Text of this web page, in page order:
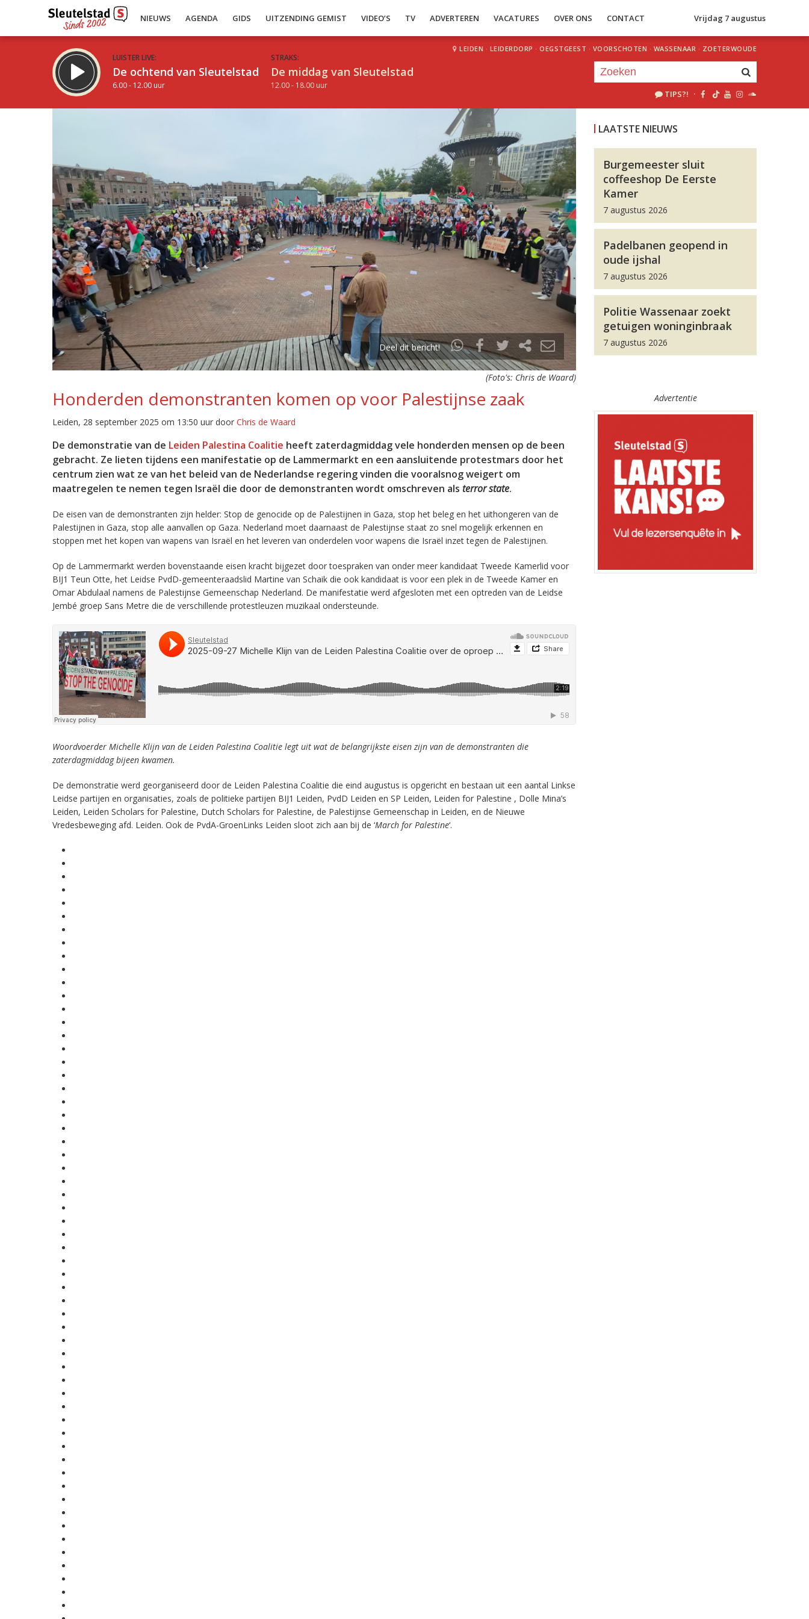
NIEUWS AGENDA GIDS UITZENDING GEMIST VIDEO’S TV ADVERTEREN VACATURES OVER ONS CONTACT Vrijdag 7 augustus
LUISTER LIVE:
De ochtend van Sleutelstad
6.00 - 12.00 uur
STRAKS:
De middag van Sleutelstad
12.00 - 18.00 uur
LEIDEN · LEIDERDORP · OEGSTGEEST · VOORSCHOTEN · WASSENAAR · ZOETERWOUDE
TIPS?! ·
Inklappen
Deel dit bericht!
(Foto's: Chris de Waard)
Honderden demonstranten komen op voor Palestijnse zaak
Leiden, 28 september 2025 om 13:50 uur door Chris de Waard
De demonstratie van de Leiden Palestina Coalitie heeft zaterdagmiddag vele honderden mensen op de been
gebracht. Ze lieten tijdens een manifestatie op de Lammermarkt en een aansluitende protestmars door het
centrum zien wat ze van het beleid van de Nederlandse regering vinden die vooralsnog weigert om
maatregelen te nemen tegen Israël die door de demonstranten wordt omschreven als terror state.
De eisen van de demonstranten zijn helder: Stop de genocide op de Palestijnen in Gaza, stop het beleg en het uithongeren van de
Palestijnen in Gaza, stop alle aanvallen op Gaza. Nederland moet daarnaast de Palestijnse staat zo snel mogelijk erkennen en
stoppen met het kopen van wapens van Israël en het leveren van onderdelen voor wapens die Israël inzet tegen de Palestijnen.
Op de Lammermarkt werden bovenstaande eisen kracht bijgezet door toespraken van onder meer kandidaat Tweede Kamerlid voor
BIJ1 Teun Otte, het Leidse PvdD-gemeenteraadslid Martine van Schaik die ook kandidaat is voor een plek in de Tweede Kamer en
Omar Abdulaal namens de Palestijnse Gemeenschap Nederland. De manifestatie werd afgesloten met een optreden van de Leidse
Jembé groep Sans Metre die de verschillende protestleuzen muzikaal ondersteunde.
Woordvoerder Michelle Klijn van de Leiden Palestina Coalitie legt uit wat de belangrijkste eisen zijn van de demonstranten die
zaterdagmiddag bijeen kwamen.
De demonstratie werd georganiseerd door de Leiden Palestina Coalitie die eind augustus is opgericht en bestaan uit een aantal Linkse
Leidse partijen en organisaties, zoals de politieke partijen BIJ1 Leiden, PvdD Leiden en SP Leiden, Leiden for Palestine , Dolle Mina’s
Leiden, Leiden Scholars for Palestine, Dutch Scholars for Palestine, de Palestijnse Gemeenschap in Leiden, en de Nieuwe
Vredesbeweging afd. Leiden. Ook de PvdA-GroenLinks Leiden sloot zich aan bij de ‘March for Palestine‘.
LAATSTE NIEUWS
Burgemeester sluit
coffeeshop De Eerste
Kamer
7 augustus 2026
Padelbanen geopend in
oude ijshal
7 augustus 2026
Politie Wassenaar zoekt
getuigen woninginbraak
7 augustus 2026
Advertentie